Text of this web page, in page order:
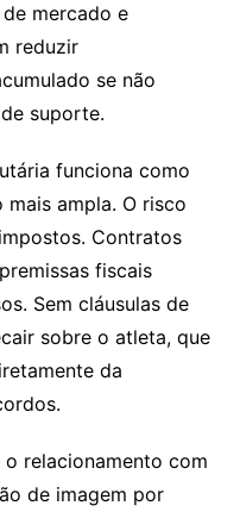
mercado e
reduzir
se não
suporte.
funciona como
ampla. O risco
Contratos
fiscais
Sem cláusulas de
sobre o atleta, que
da
relacionamento com
de imagem por